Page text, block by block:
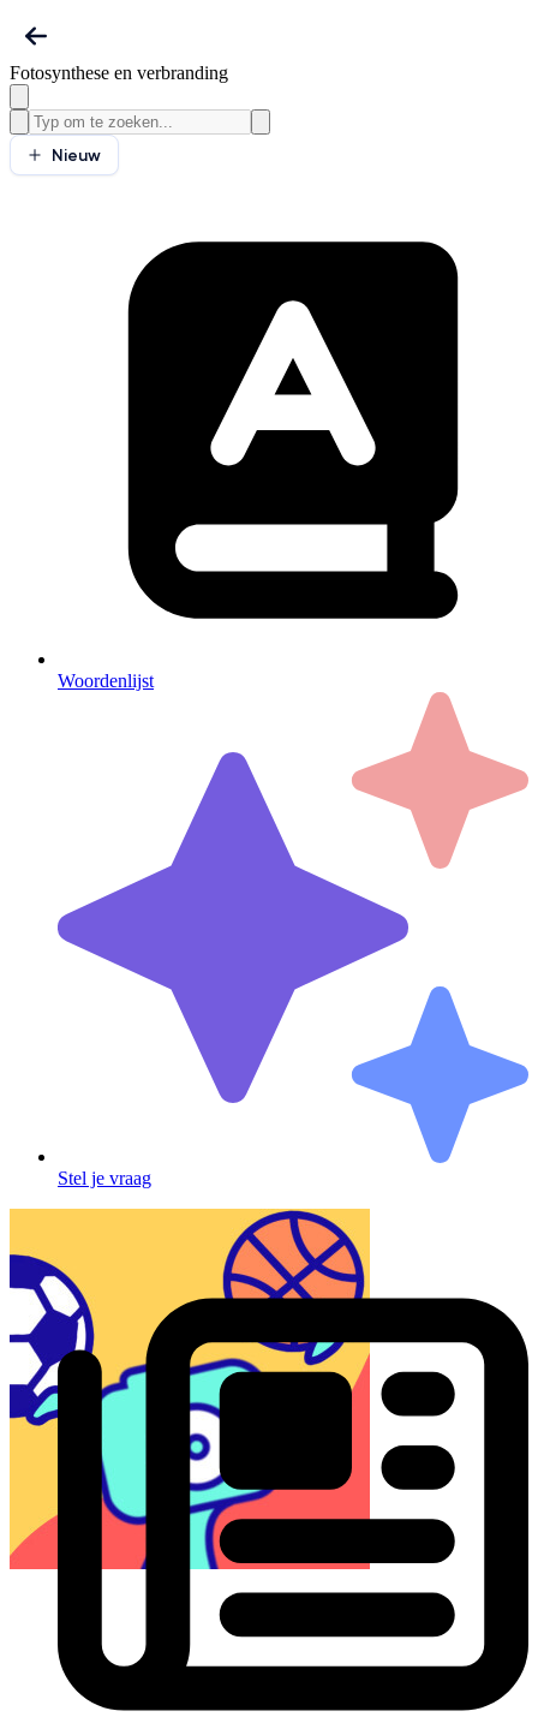
Fotosynthese en verbranding
Nieuw
Woordenlijst
Stel je vraag